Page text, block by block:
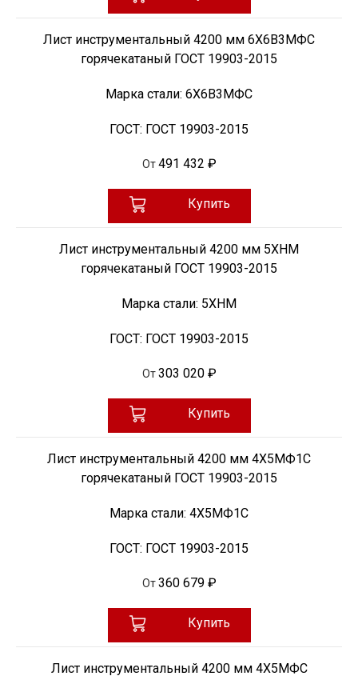
Лист инструментальный 4200 мм 6Х6В3МФС
горячекатаный ГОСТ 19903-2015
Марка стали: 6Х6В3МФС
ГОСТ: ГОСТ 19903-2015
От 491 432 ₽
Купить
Лист инструментальный 4200 мм 5ХНМ
горячекатаный ГОСТ 19903-2015
Марка стали: 5ХНМ
ГОСТ: ГОСТ 19903-2015
От 303 020 ₽
Купить
Лист инструментальный 4200 мм 4Х5МФ1С
горячекатаный ГОСТ 19903-2015
Марка стали: 4Х5МФ1С
ГОСТ: ГОСТ 19903-2015
От 360 679 ₽
Купить
Лист инструментальный 4200 мм 4Х5МФС